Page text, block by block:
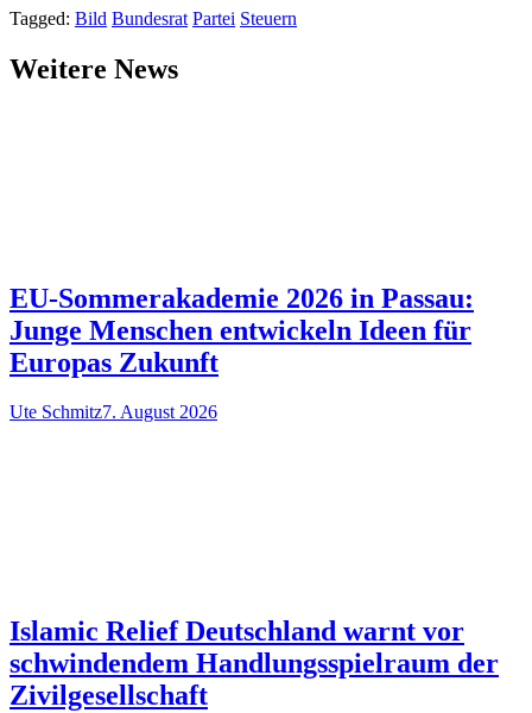
Tagged: Bild Bundesrat Partei Steuern
Weitere News
EU-Sommerakademie 2026 in Passau:
Junge Menschen entwickeln Ideen für
Europas Zukunft
Ute Schmitz7. August 2026
Islamic Relief Deutschland warnt vor
schwindendem Handlungsspielraum der
Zivilgesellschaft